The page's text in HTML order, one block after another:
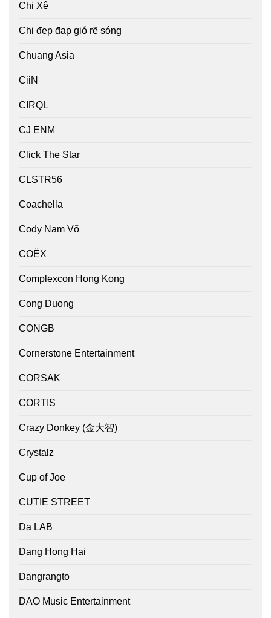
Chi Xê
Chị đẹp đạp gió rẽ sóng
Chuang Asia
CiiN
CIRQL
CJ ENM
Click The Star
CLSTR56
Coachella
Cody Nam Võ
COËX
Complexcon Hong Kong
Cong Duong
CONGB
Cornerstone Entertainment
CORSAK
CORTIS
Crazy Donkey (金大智)
Crystalz
Cup of Joe
CUTIE STREET
Da LAB
Dang Hong Hai
Dangrangto
DAO Music Entertainment